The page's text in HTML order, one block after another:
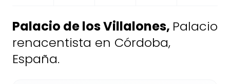
Palacio de los Villalones, Palacio
renacentista en Córdoba,
España.